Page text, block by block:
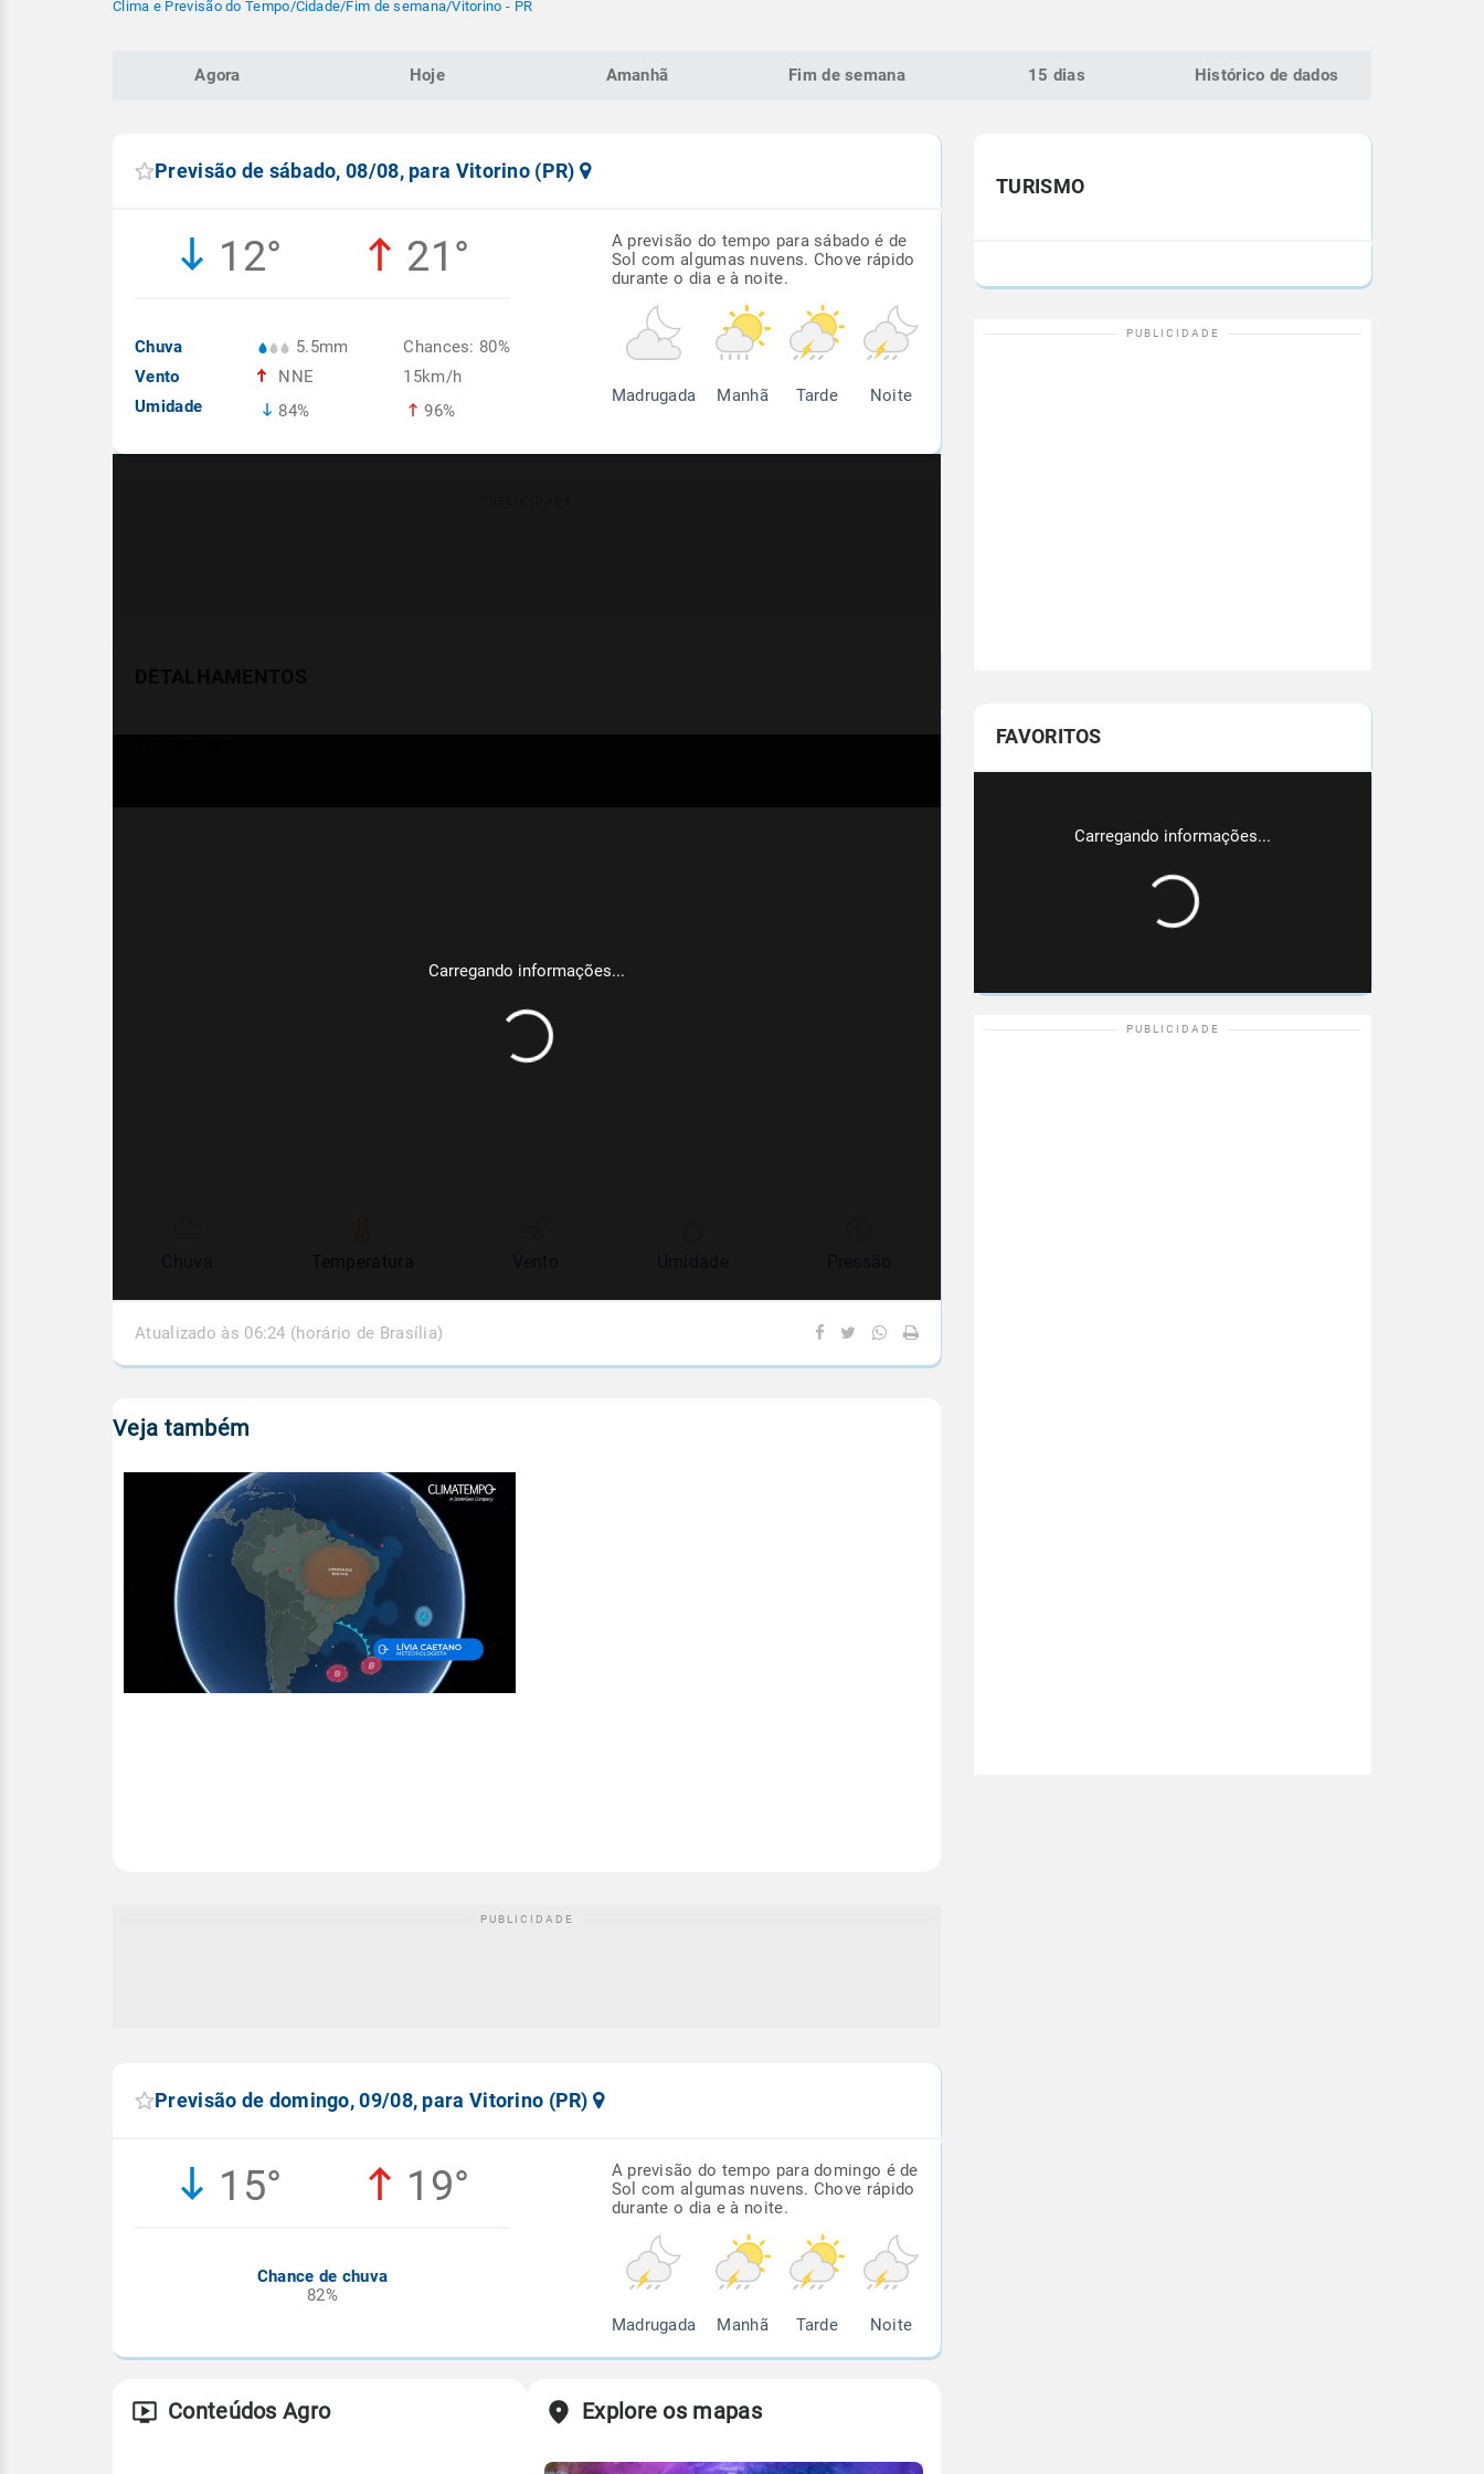
Clima e Previsão do Tempo/Cidade/Fim de semana/Vitorino - PR
Agora Hoje Amanhã Fim de semana 15 dias Histórico de dados
Previsão de sábado, 08/08, para Vitorino (PR)
12° 21°
Chuva
Vento
Umidade
5.5mm
NNE
84%
Chances: 80%
15km/h
96%
A previsão do tempo para sábado é de
Sol com algumas nuvens. Chove rápido
durante o dia e à noite.
Madrugada Manhã Tarde Noite
Atualizado às 06:24 (horário de Brasília)
Veja também
Previsão de domingo, 09/08, para Vitorino (PR)
15° 19°
Chance de chuva
82%
A previsão do tempo para domingo é de
Sol com algumas nuvens. Chove rápido
durante o dia e à noite.
Madrugada Manhã Tarde Noite
Conteúdos Agro Explore os mapas
TURISMO
FAVORITOS